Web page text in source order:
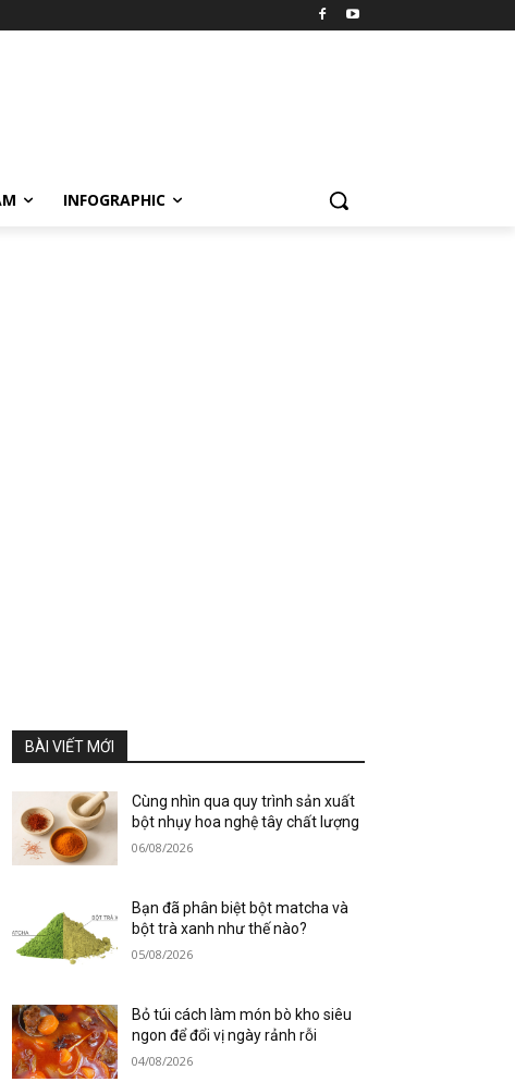
INFOGRAPHIC
BÀI VIẾT MỚI
Cùng nhìn qua quy trình sản xuất
bột nhụy hoa nghệ tây chất lượng
06/08/2026
Bạn đã phân biệt bột matcha và
bột trà xanh như thế nào?
05/08/2026
Bỏ túi cách làm món bò kho siêu
ngon để đổi vị ngày rảnh rỗi
04/08/2026